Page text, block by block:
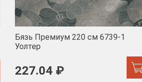
Бязь Премиум 220 см 6739-1
Уолтер
227.04 ₽